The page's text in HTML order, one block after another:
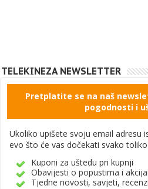
TELEKINEZA NEWSLETTER
Pretplatite se na naš
pogodnosti i
Ukoliko upišete svoju email adresu
evo što će vas dočekati svako
Kuponi za uštedu pri kupnji
Obavijesti o popustima i
Tjedne novosti, savjeti,